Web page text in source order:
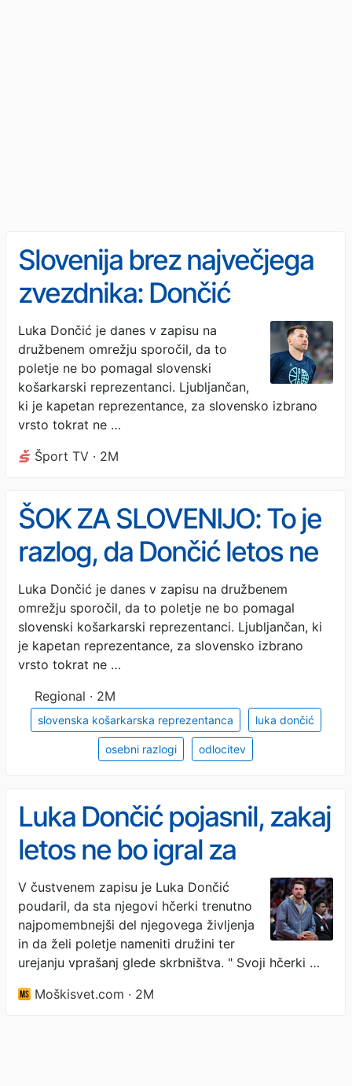
Slovenija brez največjega
zvezdnika: Dončić
odpovedal nastop
Luka Dončić je danes v zapisu na
družbenem omrežju sporočil, da to
poletje ne bo pomagal slovenski
košarkarski reprezentanci. Ljubljančan,
ki je kapetan reprezentance, za slovensko izbrano
vrsto tokrat ne …
Šport TV · 2M
ŠOK ZA SLOVENIJO: To je
razlog, da Dončić letos ne
bo igral za reprezentanco
Luka Dončić je danes v zapisu na družbenem
omrežju sporočil, da to poletje ne bo pomagal
slovenski košarkarski reprezentanci. Ljubljančan, ki
je kapetan reprezentance, za slovensko izbrano
vrsto tokrat ne …
Regional · 2M
slovenska košarkarska reprezentanca luka dončić
osebni razlogi odlocitev
Luka Dončić pojasnil, zakaj
letos ne bo igral za
Slovenijo
V čustvenem zapisu je Luka Dončić
poudaril, da sta njegovi hčerki trenutno
najpomembnejši del njegovega življenja
in da želi poletje nameniti družini ter
urejanju vprašanj glede skrbništva. " Svoji hčerki …
Moškisvet.com · 2M